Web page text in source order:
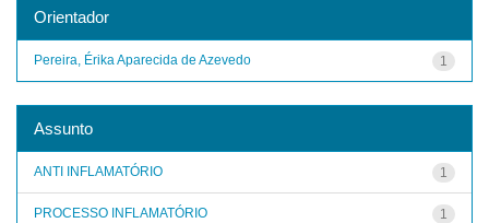
Orientador
1
Pereira, Érika Aparecida de Azevedo
Assunto
1
ANTI INFLAMATÓRIO
1
PROCESSO INFLAMATÓRIO